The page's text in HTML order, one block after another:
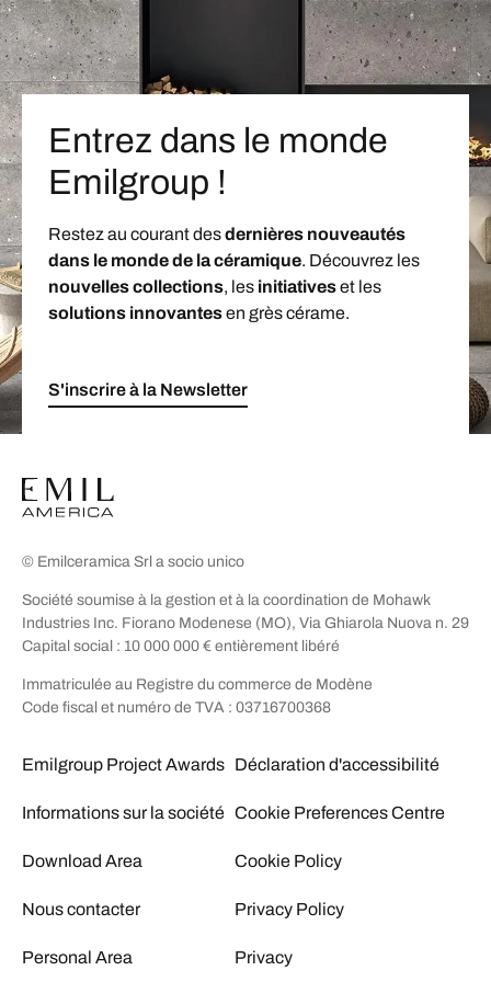
Entrez dans le monde
Emilgroup !
Restez au courant desdernières nouveautés
dans le monde de la céramique. Découvrez les
nouvelles collections, les initiativeset les
solutions innovantesen grès cérame.
S'inscrire à la Newsletter
© Emilceramica Srl a socio unico
Société soumise à la gestion et à la coordination de Mohawk
Industries Inc. Fiorano Modenese (MO), Via Ghiarola Nuova n. 29
Capital social : 10 000 000 € entièrement libéré
Immatriculée au Registre du commerce de Modène
Code fiscal et numéro de TVA : 03716700368
Emilgroup Project Awards
Informations sur la société
Download Area
Nous contacter
Personal Area
Déclaration d'accessibilité
Cookie Preferences Centre
Cookie Policy
Privacy Policy
Privacy